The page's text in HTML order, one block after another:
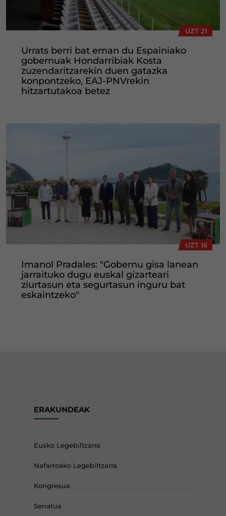
UZT 21
Urrats berri bat eman du Espainiako
gobernuak Hondarribiak Kosta
zuzendaritzarekin duen gatazka
konpontzeko, EAJ-PNVrekin
hitzartutakoa betez
UZT 16
Imanol Pradales: "Gobernu gisa lanean
jarraituko dugu euskal gizarteari
ziurtasun eta segurtasun inguru bat
eskaintzeko"
ERAKUNDEAK
Eusko Legebiltzarra
Nafarroako Legebiltzarra
Kongresua
Senatua